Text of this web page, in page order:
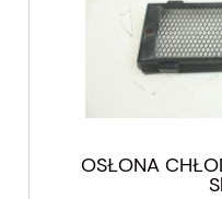
OSŁONA